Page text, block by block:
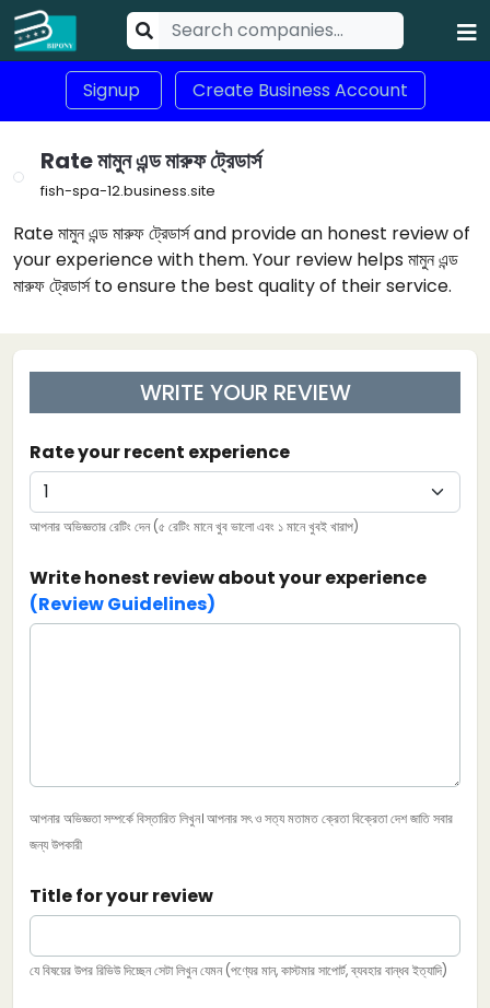
Signup Create Business Account
Rate মামুন এন্ড মারুফ ট্রেডার্স
fish-spa-12.business.site
Rate মামুন এন্ড মারুফ ট্রেডার্স and provide an honest review of
your experience with them. Your review helps মামুন এন্ড
মারুফ ট্রেডার্স to ensure the best quality of their service.
WRITE YOUR REVIEW
Rate your recent experience
আপনার অভিজ্ঞতার রেটিং দেন (৫ রেটিং মানে খুব ভালো এবং ১ মানে খুবই খারাপ)
Write honest review about your experience
(Review Guidelines)
আপনার অভিজ্ঞতা সম্পর্কে বিস্তারিত লিখুন। আপনার সৎ ও সত্য মতামত ক্রেতা বিক্রেতা দেশ জাতি সবার
জন্য উপকারী
Title for your review
যে বিষয়ের উপর রিভিউ দিচ্ছেন সেটা লিখুন যেমন (পণ্যের মান, কাস্টমার সাপোর্ট, ব্যবহার বান্ধব ইত্যাদি)